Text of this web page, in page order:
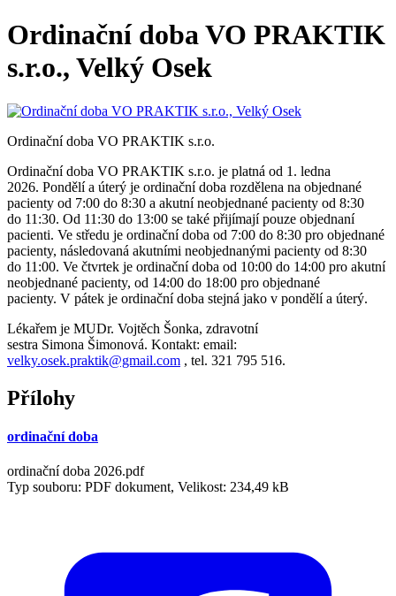
Ordinační doba VO PRAKTIK
s.r.o., Velký Osek
Ordinační doba VO PRAKTIK s.r.o.
Ordinační doba VO PRAKTIK s.r.o. je platná od 1. ledna
2026. Pondělí a úterý je ordinační doba rozdělena na objednané
pacienty od 7:00 do 8:30 a akutní neobjednané pacienty od 8:30
do 11:30. Od 11:30 do 13:00 se také přijímají pouze objednaní
pacienti. Ve středu je ordinační doba od 7:00 do 8:30 pro objednané
pacienty, následovaná akutními neobjednanými pacienty od 8:30
do 11:00. Ve čtvrtek je ordinační doba od 10:00 do 14:00 pro akutní
neobjednané pacienty, od 14:00 do 18:00 pro objednané
pacienty. V pátek je ordinační doba stejná jako v pondělí a úterý.
Lékařem je MUDr. Vojtěch Šonka, zdravotní
sestra Simona Šimonová. Kontakt: email:
velky.osek.praktik@gmail.com , tel. 321 795 516.
Přílohy
ordinační doba
ordinační doba 2026.pdf
Typ souboru: PDF dokument, Velikost: 234,49 kB